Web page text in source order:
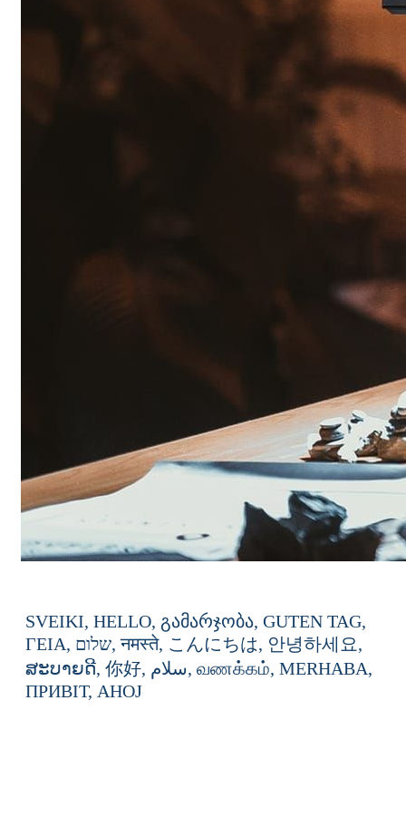
SVEIKI, HELLO, გამარჯობა, GUTEN TAG,
ΓΕΙΑ,
שלום, नमस्ते, こんにちは, 안녕하세요,
ສະບາຍດີ, 你好, سلام, வணக்கம், MERHABA,
ПРИВІТ, AHOJ